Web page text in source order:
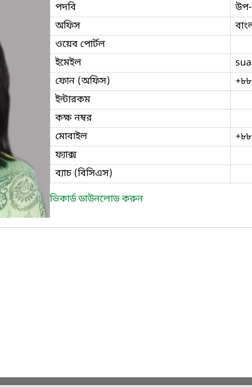
পদবি
অফিস
ওয়েব পোর্টল
ইমেইল
ফোন (অফিস)
ইন্টারকম
কক্ষ নম্বর
মোবাইল
ফ্যাক্স
ব্যাচ (বিসিএস)
ভিকার্ড ডাউনলোড করুন